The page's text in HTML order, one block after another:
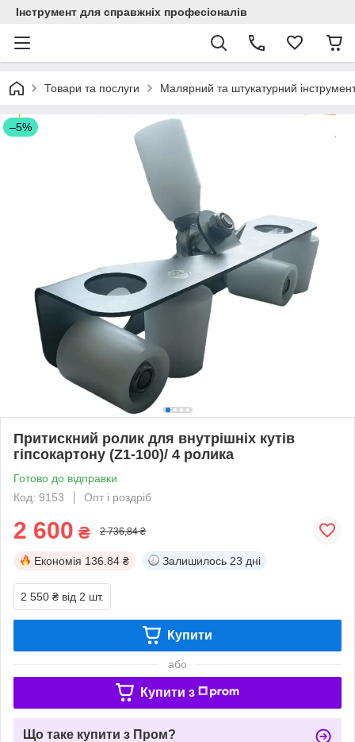
Інструмент для справжніх професіоналів
Товари та послуги Малярний та штукатурний
–5%
Притискний ролик для внутрішніх кутів
гіпсокартону (Z1-100)/ 4 ролика
Готово до відправки
Код: 9153
Опт і роздріб
2 600 ₴ 2 736,84 ₴
Економія 136.84 ₴ Залишилось 23 дні
2 550 ₴ від 2 шт.
Купити
або
Купити з
Що таке купити з Пром?